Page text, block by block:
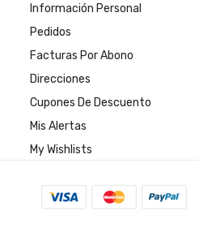
Información Personal
Pedidos
Facturas Por Abono
Direcciones
Cupones De Descuento
Mis Alertas
My Wishlists